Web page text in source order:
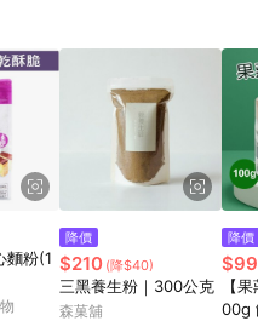
內結帳，才享有 LINE
贈點資格。 (4) 如
Google等其他網頁、或
都將會造成追蹤中斷而
之商品規格、顏色、價
以銷售網頁標示為準。
回饋規定，逾期訂單將
場保有更改條款與法律
告為準。
麵粉(1
降價
$210 (降$40)
三黑養生粉｜300公克
森菓舖
降價
【
00g 餘甘子**效期202